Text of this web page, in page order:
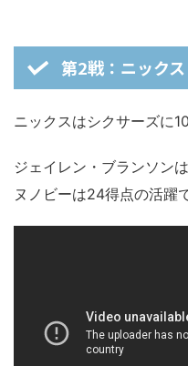
第2戦：ニック
ニックスはシクサーズに
ジェイレン・ブランソン
ヌノビーは24得点の活躍